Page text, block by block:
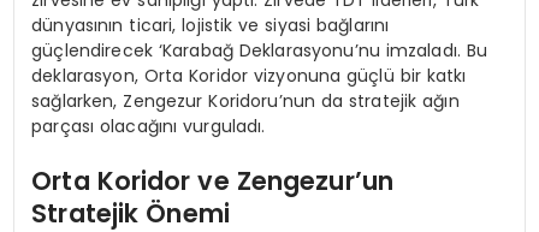
dünyasının ticari, lojistik ve siyasi bağlarını
güçlendirecek ‘Karabağ Deklarasyonu’nu imzaladı. Bu
deklarasyon, Orta Koridor vizyonuna güçlü bir katkı
sağlarken, Zengezur Koridoru’nun da stratejik ağın
parçası olacağını vurguladı.
Orta Koridor ve Zengezur’un
Stratejik Önemi